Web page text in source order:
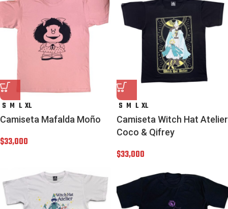
S M L XL
Camiseta Mafalda Moño
$33,000
S M L XL
Camiseta Witch Hat Atelier
Coco & Qifrey
$33,000